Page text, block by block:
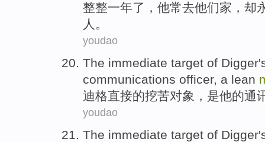
整整一年了， 他常去他们家， 却
人 。
youdao
The immediate target of
communications officer, a lean
迪格直接的挖苦对象 ， 是他的通
youdao
The immediate target of